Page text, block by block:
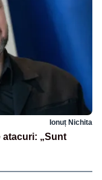
Ionuț Nichita
atacuri: „Sunt